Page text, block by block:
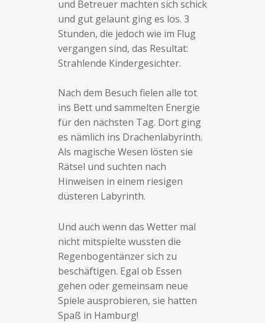
und Betreuer machten sich schick
und gut gelaunt ging es los. 3
Stunden, die jedoch wie im Flug
vergangen sind, das Resultat:
Strahlende Kindergesichter.
Nach dem Besuch fielen alle tot
ins Bett und sammelten Energie
für den nächsten Tag. Dort ging
es nämlich ins Drachenlabyrinth.
Als magische Wesen lösten sie
Rätsel und suchten nach
Hinweisen in einem riesigen
düsteren Labyrinth.
Und auch wenn das Wetter mal
nicht mitspielte wussten die
Regenbogentänzer sich zu
beschäftigen. Egal ob Essen
gehen oder gemeinsam neue
Spiele ausprobieren, sie hatten
Spaß in Hamburg!